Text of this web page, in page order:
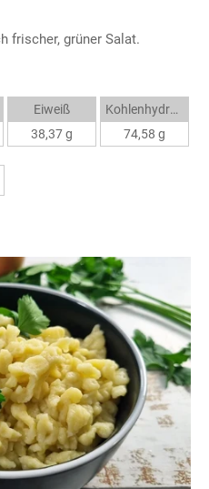
frischer, grüner Salat.
Eiweiß
38,37 g
Kohlenhydrate
74,58 g